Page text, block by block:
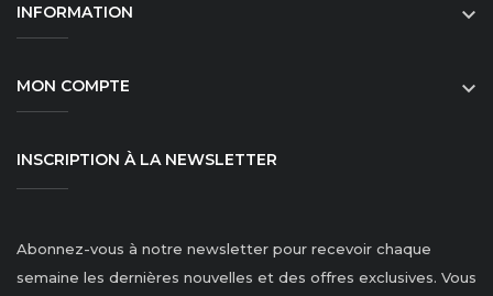
INFORMATION 
MON COMPTE 
INSCRIPTION À LA NEWSLETTER
Abonnez-vous à notre newsletter pour recevoir chaque
semaine les dernières nouvelles et des offres exclusives. Vous